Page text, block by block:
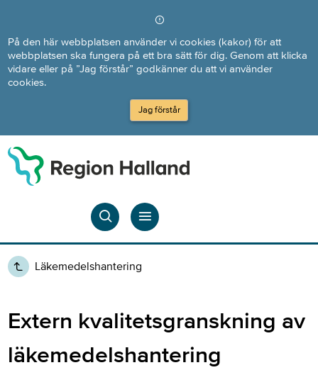
På den här webbplatsen använder vi cookies (kakor) för att
webbplatsen ska fungera på ett bra sätt för dig. Genom att klicka
vidare eller på ”Jag förstår” godkänner du att vi använder
cookies.
Jag förstår
Läkemedelshantering
Extern kvalitetsgranskning av
läkemedelshantering